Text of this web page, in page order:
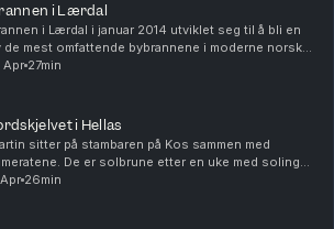
i Lærdal
i Lærdal i januar 2014 utviklet seg til å bli en
de mest omfattende bybrannene i moderne norsk
Hva skjedde da brannene spredte seg i
Apr 27min
i Hellas
sitter på stambaren på Kos sammen med
De er solbrune etter en uke med soling
festing. Det klirrer i glass. Så rister det i bakken. Et
26min